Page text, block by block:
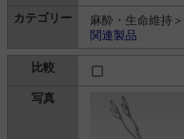
麻酔・生命維持＞
関連製品